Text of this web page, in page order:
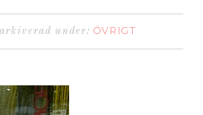
arkiverad under:ÖVRIGT